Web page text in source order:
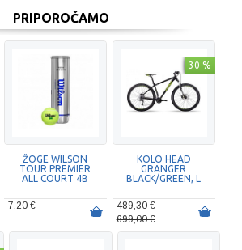
PRIPOROČAMO
ŽOGE WILSON
TOUR PREMIER
ALL COURT 4B
7,20 €
30 %
KOLO HEAD
GRANGER
BLACK/GREEN, L
489,30 €
699,00 €